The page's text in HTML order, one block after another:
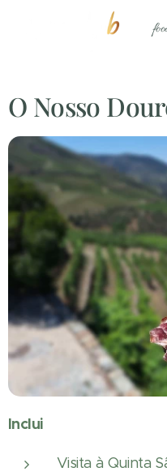
O Nosso
Inclui
Visita à Quinta